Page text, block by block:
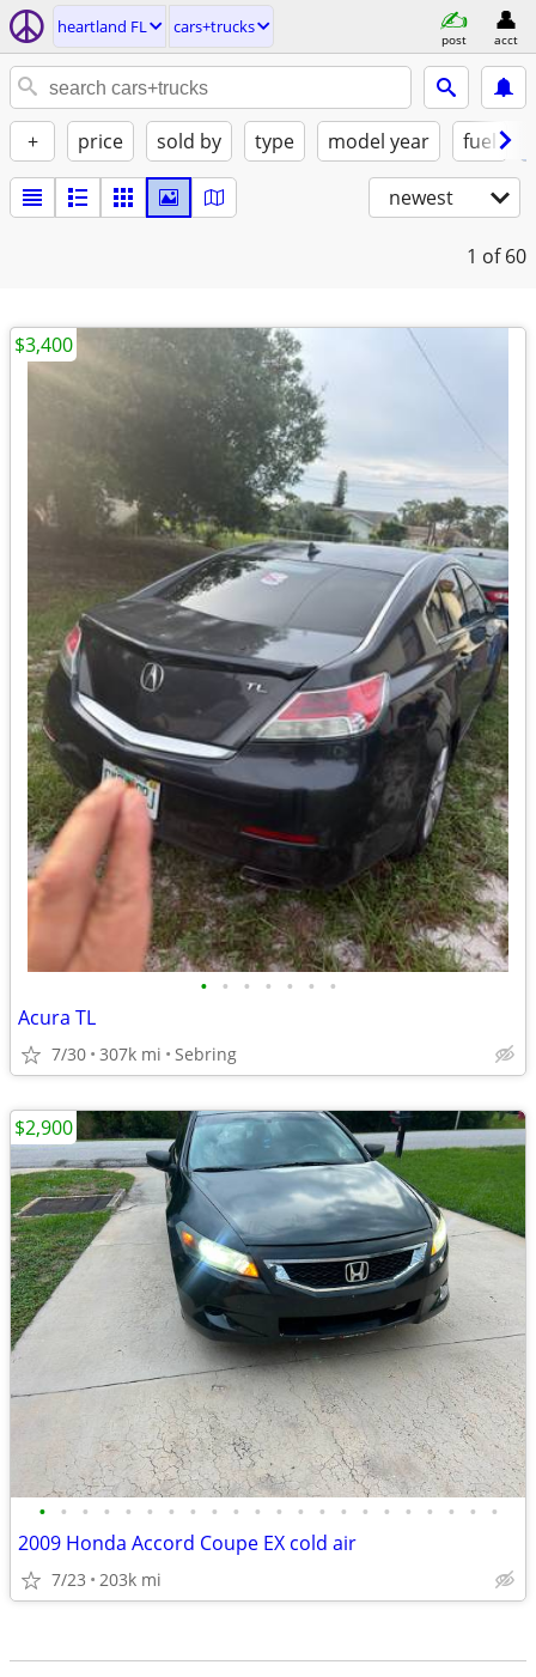
heartland FL cars+trucks
post acct
+ price sold by type model year fuel
newest
1 of 60
• • • • • • •
Acura TL
7/30 307k mi Sebring
$3,400
• • • • • • • • • • • • • • • • • • • • • •
2009 Honda Accord Coupe EX cold air
7/23 203k mi
$2,900